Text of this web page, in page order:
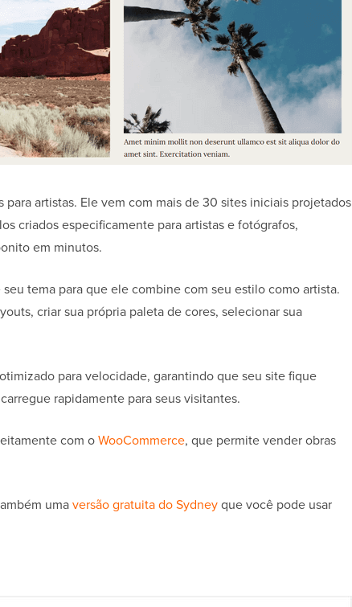
para artistas. Ele vem com mais de 30 sites iniciais projetados
criados especificamente para artistas e fotógrafos,
em minutos.
tema para que ele combine com seu estilo como artista.
criar sua própria paleta de cores, selecionar sua
para velocidade, garantindo que seu site fique
rapidamente para seus visitantes.
com oWooCommerce, que permite vender obras
umaversão gratuita do Sydneyque você pode usar